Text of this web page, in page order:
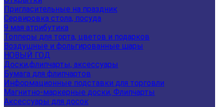
Пригласительные на праздник
Сервировка стола, посуда
9 мая атрибутика
Топперы для торта, цветов и подарков
Воздушные и фольгированные шары
НОВЫЙ ГОД
Доски,флипчарты, аксессуары
Бумага для флипчартов
Информационные подставки для торговли
Магнитно-маркерные доски, Флипчарты
Аксессуары для досок